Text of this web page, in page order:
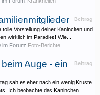
Beitrag
Vorstellung deiner Kaninchen und
wirklich im Paradies! Wie...
im Forum: Foto-Berichte
Beitrag
Auge - ein
sah es eher nach ein wenig Kruste
Ich beobachte das Kaninchen...